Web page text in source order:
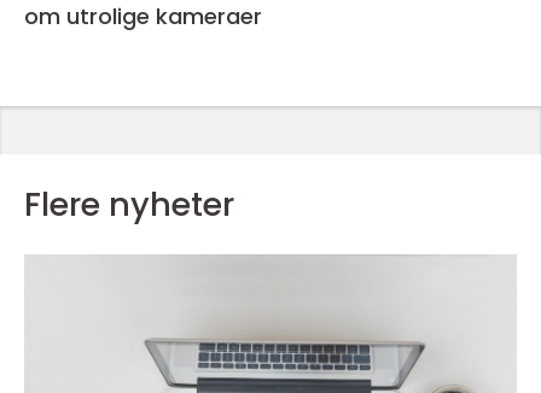
om utrolige kameraer
Flere nyheter